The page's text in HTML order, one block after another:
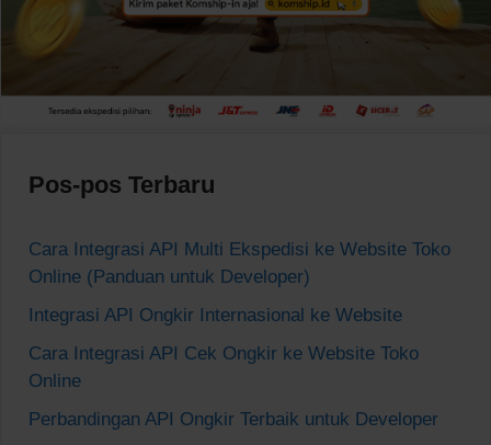
Pos-pos Terbaru
Cara Integrasi API Multi Ekspedisi ke Website Toko
Online (Panduan untuk Developer)
Integrasi API Ongkir Internasional ke Website
Cara Integrasi API Cek Ongkir ke Website Toko
Online
Perbandingan API Ongkir Terbaik untuk Developer